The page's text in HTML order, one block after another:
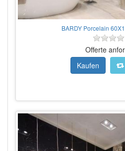
BARDY Porcelain
Offerte